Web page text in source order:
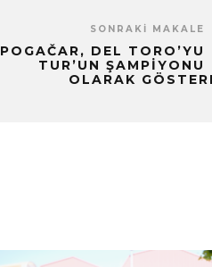
SONRAKI MAKALE
POGAČAR, DEL TORO’YU
TUR’UN ŞAMPIYONU
OLARAK